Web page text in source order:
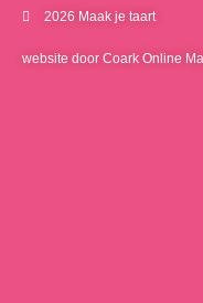
2026 Maak je taart
website door Coark Online